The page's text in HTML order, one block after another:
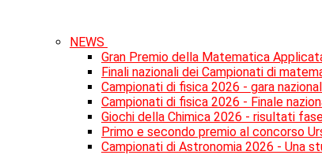
NEWS
Gran Premio della Matematica
Finali nazionali dei Campionati di
Campionati di fisica 2026 - gara
Campionati di fisica 2026 - Finale
Giochi della Chimica 2026 - risultati
Primo e secondo premio al concorso
Campionati di Astronomia 2026 - Una